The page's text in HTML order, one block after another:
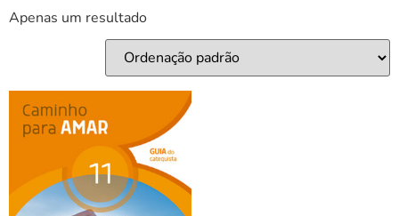
Apenas um resultado